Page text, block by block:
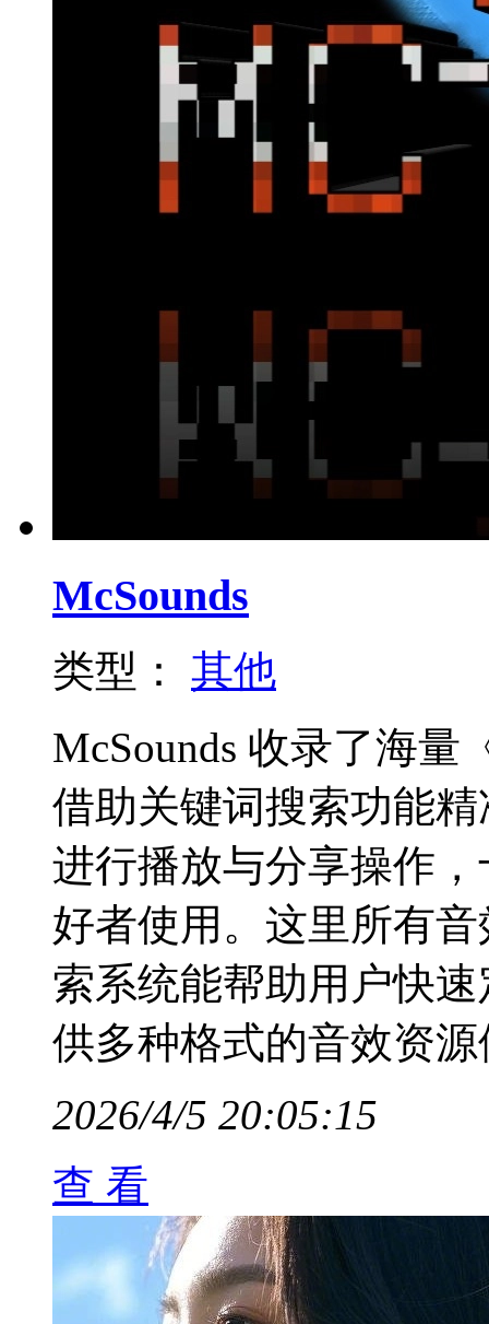
McSounds
类型： 其他
McSounds 收录了海
借助关键词搜索功能
进行播放与分享操作
好者使用。这里所有
索系统能帮助用户快
供多种格式的音效资
2026/4/5 20:05:15
查 看